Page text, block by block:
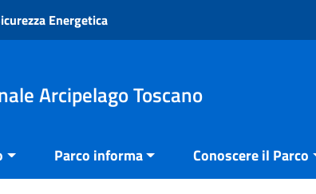
Energetica
Arcipelago Toscano
Parco informa Conoscere il Parco